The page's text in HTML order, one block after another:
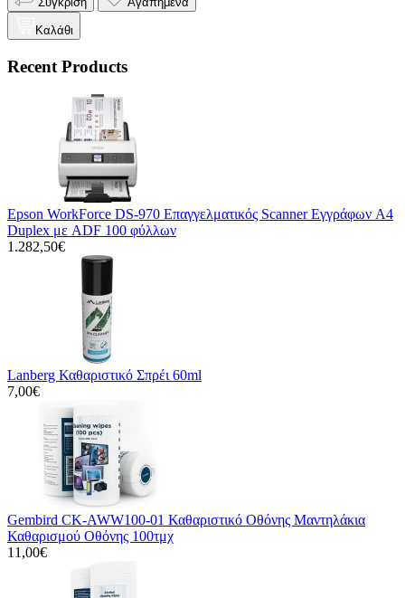
Καλάθι
Recent Products
Epson WorkForce DS-970 Επαγγελματικός Scanner Εγγράφων A4
Duplex με ADF 100 φύλλων
1.282,50€
Lanberg Καθαριστικό Σπρέι 60ml
7,00€
Gembird CK-AWW100-01 Καθαριστικό Οθόνης Μαντηλάκια
Καθαρισμού Οθόνης 100τμχ
11,00€